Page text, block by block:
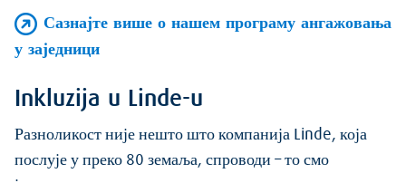
Сазнајте више о нашем програму ангажовања
у заједници
Inkluzija u Linde-u
Разноликост није нешто што компанија Linde, која
послује у преко 80 земаља, спроводи – то смо